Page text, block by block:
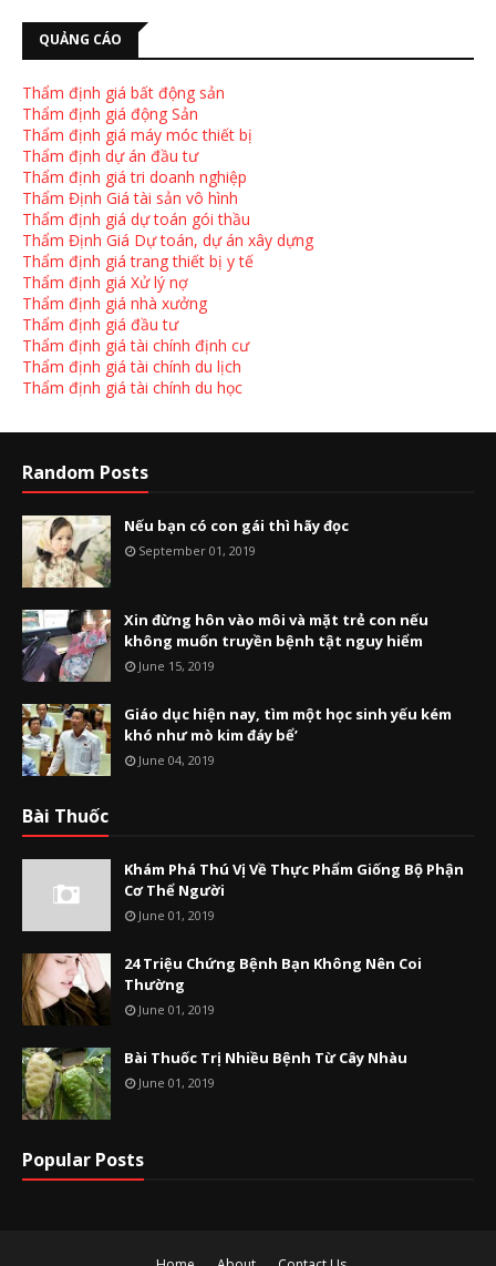
QUẢNG CÁO
Thẩm định giá bất động sản
Thẩm định giá động Sản
Thẩm định giá máy móc thiết bị
Thẩm định dự án đầu tư
Thẩm định giá tri doanh nghiệp
Thẩm Định Giá tài sản vô hình
Thẩm định giá dự toán gói thầu
Thẩm Định Giá Dự toán, dự án xây dựng
Thẩm định giá trang thiết bị y tế
Thẩm định giá Xử lý nợ
Thẩm định giá nhà xưởng
Thẩm định giá đầu tư
Thẩm định giá tài chính định cư
Thẩm định giá tài chính du lịch
Thẩm định giá tài chính du học
Random Posts
Nếu bạn có con gái thì hãy đọc
September 01, 2019
Xin đừng hôn vào môi và mặt trẻ con nếu
không muốn truyền bệnh tật nguy hiểm
June 15, 2019
Giáo dục hiện nay, tìm một học sinh yếu kém
khó như mò kim đáy bể’
June 04, 2019
Bài Thuốc
Khám Phá Thú Vị Về Thực Phẩm Giống Bộ Phận
Cơ Thể Người
June 01, 2019
24 Triệu Chứng Bệnh Bạn Không Nên Coi
Thường
June 01, 2019
Bài Thuốc Trị Nhiều Bệnh Từ Cây Nhàu
June 01, 2019
Popular Posts